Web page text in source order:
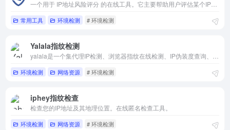
常用工具 环境检测 # 环境检测
Yalala指纹检测
环境检测 网络资源 # 环境检测
iphey指纹检查
检查您的IP地址及其地理位置。在线匿名检查工具。
环境检测 网络资源 # 环境检测